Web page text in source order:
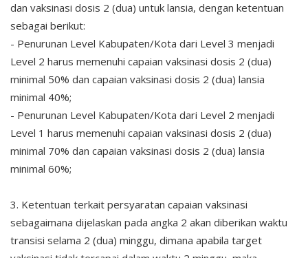
dan vaksinasi dosis 2 (dua) untuk lansia, dengan ketentuan
sebagai berikut:
- Penurunan Level Kabupaten/Kota dari Level 3 menjadi
Level 2 harus memenuhi capaian vaksinasi dosis 2 (dua)
minimal 50% dan capaian vaksinasi dosis 2 (dua) lansia
minimal 40%;
- Penurunan Level Kabupaten/Kota dari Level 2 menjadi
Level 1 harus memenuhi capaian vaksinasi dosis 2 (dua)
minimal 70% dan capaian vaksinasi dosis 2 (dua) lansia
minimal 60%;
3. Ketentuan terkait persyaratan capaian vaksinasi
sebagaimana dijelaskan pada angka 2 akan diberikan waktu
transisi selama 2 (dua) minggu, dimana apabila target